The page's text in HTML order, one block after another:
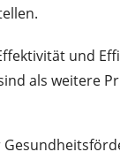
und
als weitere